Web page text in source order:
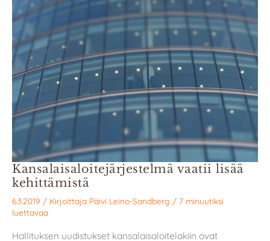
Kansalaisaloitejärjestelmä vaatii lisää
kehittämistä
6.3.2019 / Kirjoittaja Päivi Leino-Sandberg / 7 minuutiksi
luettavaa
Hallituksen uudistukset kansalaisaloitelakiin ovat